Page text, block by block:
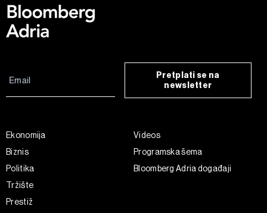
Pretplati se na
newsletter
Ekonomija
Biznis
Politika
Tržište
Prestiž
Videos
Programska šema
Bloomberg Adria događaji